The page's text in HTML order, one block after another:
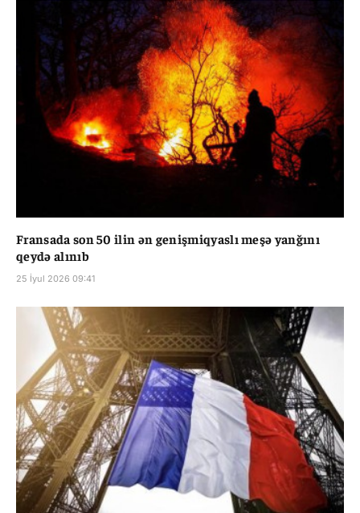
Fransada son 50 ilin ən genişmiqyaslı meşə yanğını
qeydə alınıb
25 İyul 2026 09:41